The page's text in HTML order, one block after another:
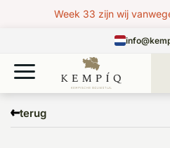
Week 33 zijn wij
terug
kringenverwijderaar